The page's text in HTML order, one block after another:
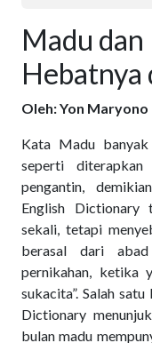
Madu dan
Hebatnya
Oleh: Yon Maryono
Kata Madu
seperti
pengantin,
English Dictionary
sekali, tetapi
berasal dari
pernikahan, ketika
sukacita”. Salah
Dictionary
bulan madu